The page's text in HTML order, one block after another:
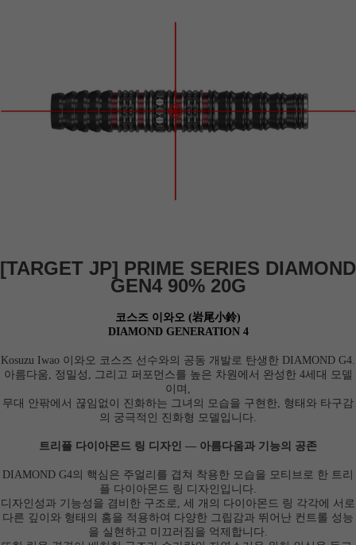
[TARGET JP] PRIME SERIES DIAMOND
GEN4 90% 20G
코스즈 이와오 (岩尾小鈴)
DIAMOND GENERATION 4
Kosuzu Iwao 이와오 코스즈 선수와의 공동 개발로 탄생한 DIAMOND G4.
아름다움, 정밀성, 그리고 퍼포먼스를 높은 차원에서 완성한 4세대 모델
이며,
무대 안팎에서 끊임없이 진화하는 그녀의 모습을 구현한, 형태와 타구감
의 궁극적인 진화형 모델입니다.
트리플 다이아몬드 링 디자인 ― 아름다움과 기능의 공존
DIAMOND G4의 핵심은 주얼리를 겹쳐 착용한 모습을 모티브로 한 트리
플 다이아몬드 링 디자인입니다.
디자인성과 기능성을 겸비한 구조로, 세 개의 다이아몬드 링 각각에 서로
다른 깊이와 형태의 홈을 적용하여 다양한 그립감과 뛰어난 컨트롤 성능
을 실현하고 미끄러짐을 억제합니다.